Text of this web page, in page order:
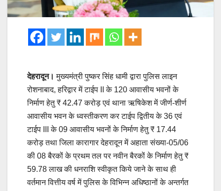
देहरादून। मुख्यमंत्री पुष्कर सिंह धामी द्वारा पुलिस लाइन
रोशनाबाद, हरिद्वार में टाईप II के 120 आवासीय भवनों के
निर्माण हेतु ₹ 42.47 करोड़ एवं थाना ऋषिकेश में जीर्ण-शीर्ण
आवासीय भवन के ध्वस्तीकरण कर टाईप द्वितीय के 36 एवं
टाईप III के 09 आवासीय भवनों के निर्माण हेतु ₹ 17.44
करोड़ तथा जिला कारागार देहरादून में अहाता संख्या-05/06
की 08 बैरकों के प्रथम तल पर नवीन बैरकों के निर्माण हेतु ₹
59.78 लाख की धनराशि स्वीकृत किये जाने के साथ ही
वर्तमान वित्तीय वर्ष में पुलिस के विभिन्न अधिष्ठानों के अन्तर्गत